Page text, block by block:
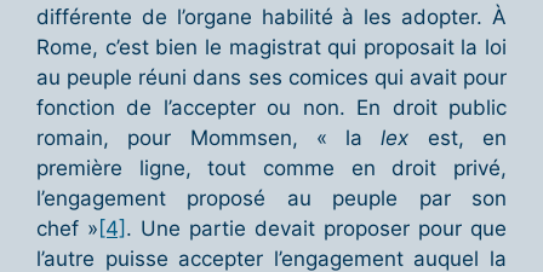
différente de l’organe habilité à les adopter. À
Rome, c’est bien le magistrat qui proposait la loi
au peuple réuni dans ses comices qui avait pour
fonction de l’accepter ou non. En droit public
romain, pour Mommsen, « lalex est, en
première ligne, tout comme en droit privé,
l’engagement proposé au peuple par son
chef » [4] . Une partie devait proposer pour que
l’autre puisse accepter l’engagement auquel la